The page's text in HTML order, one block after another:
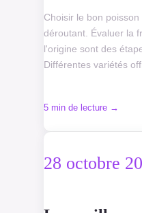
Choisir le bon
déroutant. Évaluer la
l'origine sont des
Différentes variétés
5 min de lecture →
28 octobre